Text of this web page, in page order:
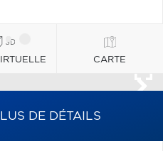
CARTE
DE DÉTAILS